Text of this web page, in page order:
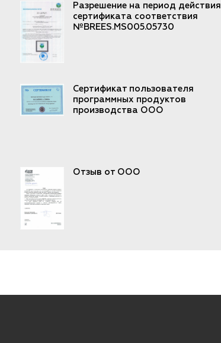
Разрешение на период действия
сертификата соответствия
№BREES.MS005.05730
Сертификат пользователя
программных продуктов
производства ООО
Отзыв от ООО